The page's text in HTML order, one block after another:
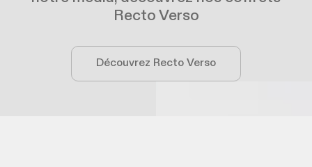
Recto Verso
Découvrez Recto Verso